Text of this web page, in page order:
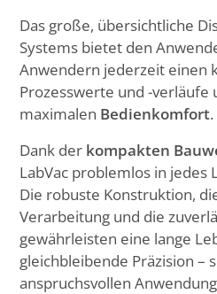
Das große, übersichtliche
Systems bietet den
Anwendern jederzeit einen
Prozesswerte und -verläufe
maximalen Bedienkomfort.
Dank der kompakten
LabVac problemlos in jedes
Die robuste Konstruktion,
Verarbeitung und die
gewährleisten eine lange
gleichbleibende Präzision –
anspruchsvollen